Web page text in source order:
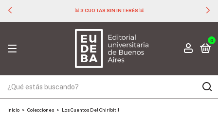
📊 3 CUOTAS SIN INTERÉS 📊
0
Inicio > Colecciones > Los Cuentos Del Chiribitil